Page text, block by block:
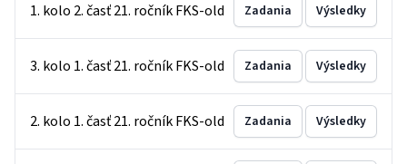
1. kolo 2. časť 21. ročník FKS-old Zadania Výsledky
3. kolo 1. časť 21. ročník FKS-old Zadania Výsledky
2. kolo 1. časť 21. ročník FKS-old Zadania Výsledky